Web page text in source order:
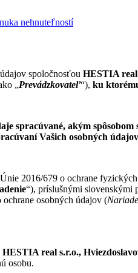
nehnuteľností
spoločnosťou HESTIA real
„Prevádzkovateľ“), ku
spracúvané, akým
Vašich osobných údajov
2016/679 o ochrane
“), príslušnými slovenskými
osobných údajov (
HESTIA real s.r.o.,
osobu.